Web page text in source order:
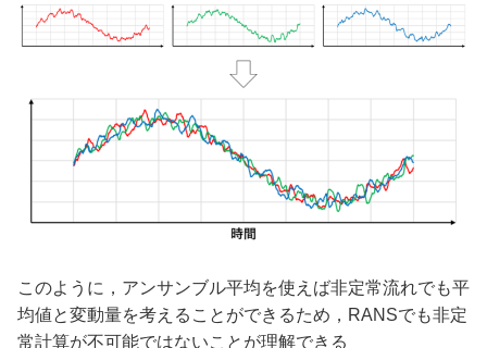
このように，アンサンブル平均を使えば非定常流れでも平
均値と変動量を考えることができるため，RANSでも非定
常計算が不可能ではないことが理解できる